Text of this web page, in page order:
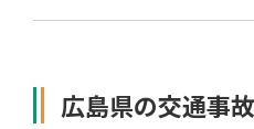
損害保険とは？トップ
自賠責保険
協会の活動・概要
協会の活動・概要トップ
会員会社情報
広島県の交通事